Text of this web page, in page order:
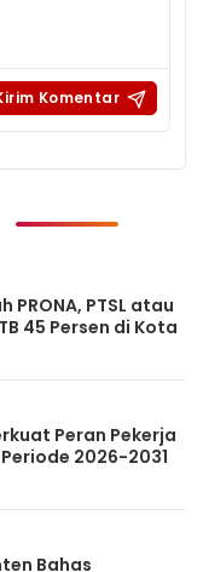
PTSL atau
45 Persen di Kota
Peran Pekerja
2026-2031
Bahas